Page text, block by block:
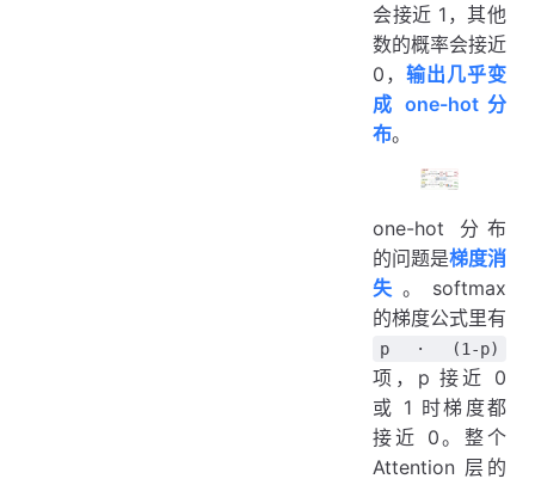
会接近 1，其他
数的概率会接近
0， 输出几乎变
成 one-hot 分
布。
one-hot 分布
的问题是梯度消
失 。softmax
的梯度公式里有
p · (1-p)
项，p 接近 0
或 1 时梯度都
接近 0。整个
Attention 层的